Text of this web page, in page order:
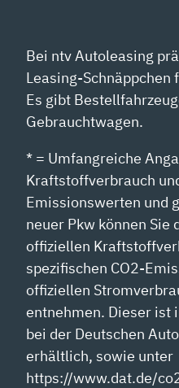
Bei ntv Autoleasing
Leasing-Schnäppchen
Es gibt
Gebrauchtwagen.
* = Umfangreiche
Kraftstoffverbrauch
Emissionswerten und
neuer Pkw können Sie
offiziellen
spezifischen CO2-
offiziellen
entnehmen. Dieser ist
bei der Deutschen
erhältlich, sowie unter
https://www.dat.de/